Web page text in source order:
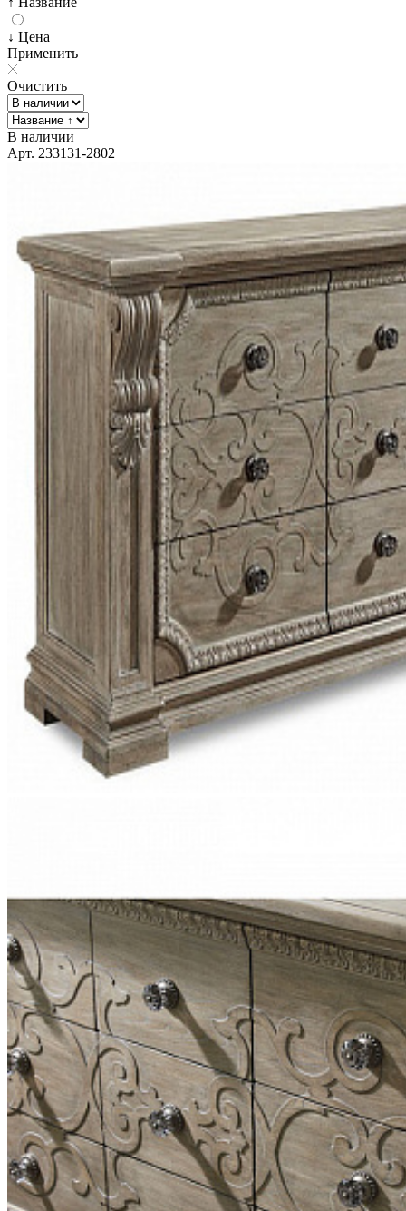
↓ Цена
Применить
Очистить
В наличии
Арт. 233131-2802